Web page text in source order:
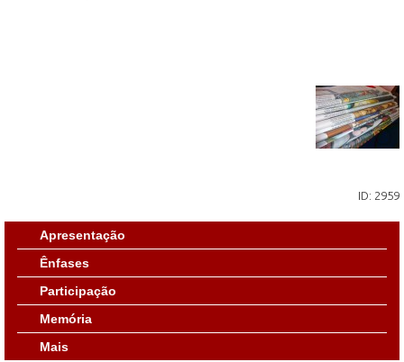
ID: 2959
Apresentação
Ênfases
Participação
Memória
Mais